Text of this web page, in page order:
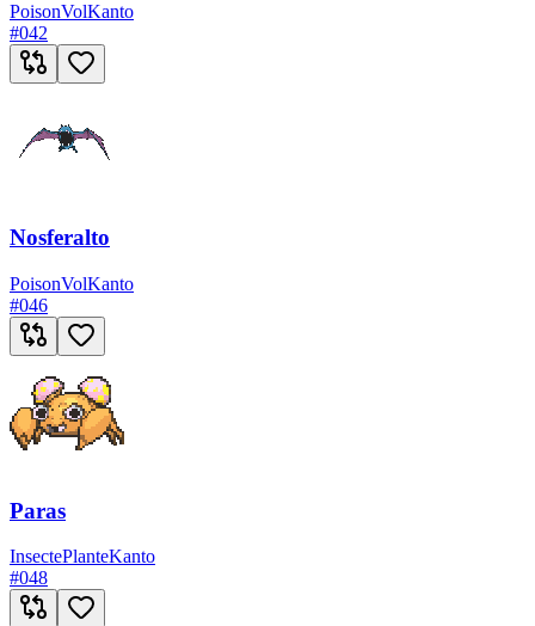
PoisonVolKanto
#042
Nosferalto
PoisonVolKanto
#046
Paras
InsectePlanteKanto
#048